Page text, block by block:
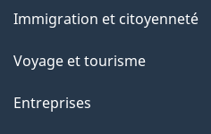
e
t
e
sujets
Immigration et citoyenneté
Voyage et tourisme
Entreprises